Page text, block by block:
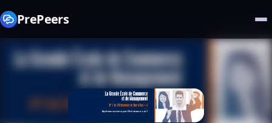
PrePeers